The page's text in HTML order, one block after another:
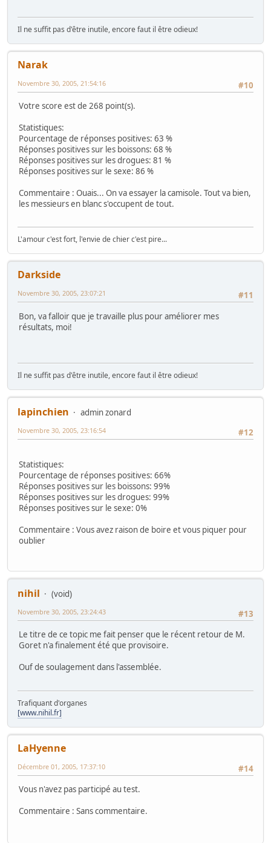
Il ne suffit pas d'être inutile, encore faut il être odieux!
Narak
#10
Novembre 30, 2005, 21:54:16
Votre score est de 268 point(s).
Statistiques:
Pourcentage de réponses positives: 63 %
Réponses positives sur les boissons: 68 %
Réponses positives sur les drogues: 81 %
Réponses positives sur le sexe: 86 %
Commentaire : Ouais... On va essayer la camisole. Tout va bien,
les messieurs en blanc s'occupent de tout.
L'amour c'est fort, l'envie de chier c'est pire...
Darkside
#11
Novembre 30, 2005, 23:07:21
Bon, va falloir que je travaille plus pour améliorer mes
résultats, moi!
Il ne suffit pas d'être inutile, encore faut il être odieux!
lapinchien
admin zonard
#12
Novembre 30, 2005, 23:16:54
Statistiques:
Pourcentage de réponses positives: 66%
Réponses positives sur les boissons: 99%
Réponses positives sur les drogues: 99%
Réponses positives sur le sexe: 0%
Commentaire : Vous avez raison de boire et vous piquer pour
oublier
nihil
(void)
#13
Novembre 30, 2005, 23:24:43
Le titre de ce topic me fait penser que le récent retour de M.
Goret n'a finalement été que provisoire.
Ouf de soulagement dans l'assemblée.
Trafiquant d'organes
[www.nihil.fr]
LaHyenne
#14
Décembre 01, 2005, 17:37:10
Vous n'avez pas participé au test.
Commentaire : Sans commentaire.